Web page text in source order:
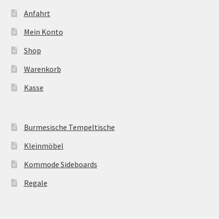
Anfahrt
Mein Konto
Shop
Warenkorb
Kasse
Burmesische Tempeltische
Kleinmöbel
Kommode Sideboards
Regale